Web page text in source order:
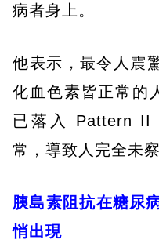
病者身上。
他表示，最令人震
化血色素皆正常的
已落入 Pattern II
常，導致人完全未察
胰島素阻抗在糖尿
悄出現